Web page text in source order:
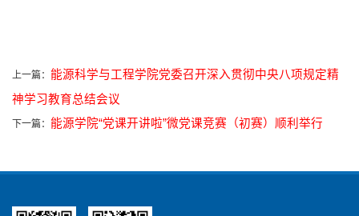
上一篇： 能源科学与工程学院党委召开深入贯彻中央八项规定精
神学习教育总结会议
下一篇： 能源学院“党课开讲啦”微党课竞赛（初赛）顺利举行